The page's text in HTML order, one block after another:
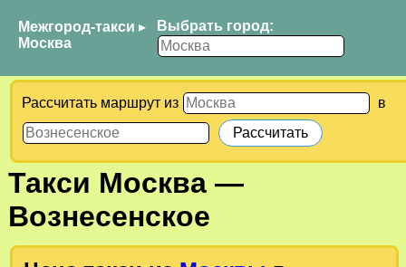
Межгород-такси ▸
Москва
Выбрать город:
Рассчитать маршрут из в
Такси Москва—
Вознесенское